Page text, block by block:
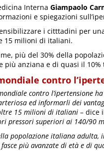
Interna Giampaolo
e spiegazioni
i citttadini per
15 milioni di italiani.
più del 30% della
più anziana e di quasi il
contro
contro l’ipertensione
ed informarli dei
15 milioni di italiani – dice
pressori superiori ai 140/90
popolazione italiana
più avanzate di età e di